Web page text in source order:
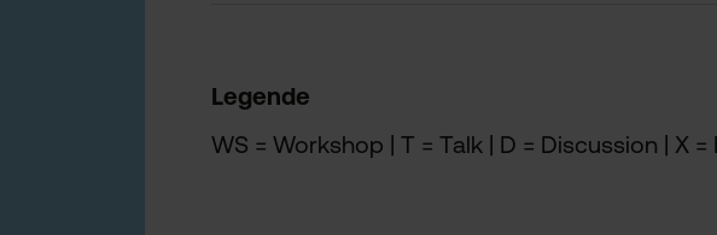
Legende
WS = Workshop | T = Talk | D = Discussion | X